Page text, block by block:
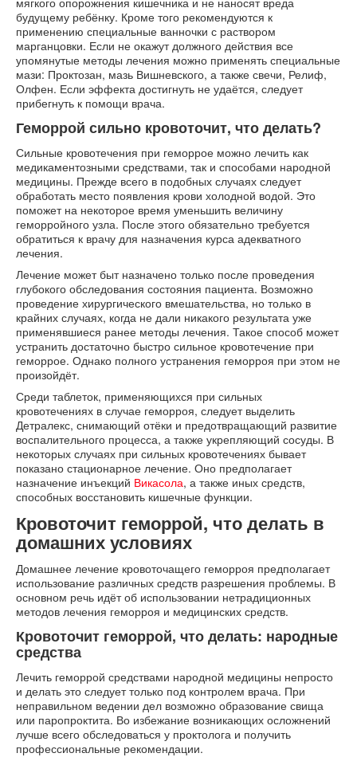
будущему ребёнку. Кроме того рекомендуются к
применению специальные ванночки с раствором
марганцовки. Если не окажут должного действия все
упомянутые методы лечения можно применять специальные
мази: Проктозан, мазь Вишневского, а также свечи, Релиф,
Олфен. Если эффекта достигнуть не удаётся, следует
прибегнуть к помощи врача.
Геморрой сильно кровоточит, что делать?
Сильные кровотечения при геморрое можно лечить как
медикаментозными средствами, так и способами народной
медицины. Прежде всего в подобных случаях следует
обработать место появления крови холодной водой. Это
поможет на некоторое время уменьшить величину
геморройного узла. После этого обязательно требуется
обратиться к врачу для назначения курса адекватного
лечения.
Лечение может быт назначено только после проведения
глубокого обследования состояния пациента. Возможно
проведение хирургического вмешательства, но только в
крайних случаях, когда не дали никакого результата уже
применявшиеся ранее методы лечения. Такое способ может
устранить достаточно быстро сильное кровотечение при
геморрое. Однако полного устранения геморроя при этом не
произойдёт.
Среди таблеток, применяющихся при сильных
кровотечениях в случае геморроя, следует выделить
Детралекс, снимающий отёки и предотвращающий развитие
воспалительного процесса, а также укрепляющий сосуды. В
некоторых случаях при сильных кровотечениях бывает
показано стационарное лечение. Оно предполагает
назначение инъекций Викасола, а также иных средств,
способных восстановить кишечные функции.
Кровоточит геморрой, что делать в
домашних условиях
Домашнее лечение кровоточащего геморроя предполагает
использование различных средств разрешения проблемы. В
основном речь идёт об использовании нетрадиционных
методов лечения геморроя и медицинских средств.
Кровоточит геморрой, что делать: народные
средства
Лечить геморрой средствами народной медицины непросто
и делать это следует только под контролем врача. При
неправильном ведении дел возможно образование свища
или паропроктита. Во избежание возникающих осложнений
лучше всего обследоваться у проктолога и получить
профессиональные рекомендации.